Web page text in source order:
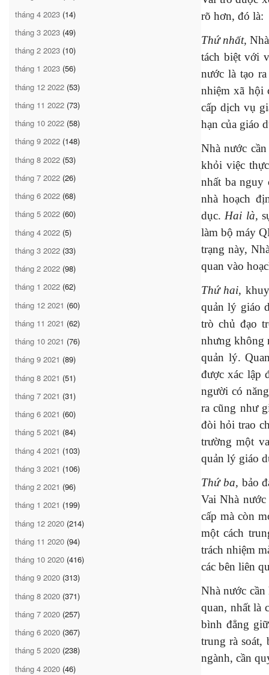
tháng 4 2023 (14)
tháng 3 2023 (49)
tháng 2 2023 (10)
tháng 1 2023 (56)
tháng 12 2022 (53)
tháng 11 2022 (73)
tháng 10 2022 (58)
tháng 9 2022 (148)
tháng 8 2022 (53)
tháng 7 2022 (26)
tháng 6 2022 (68)
tháng 5 2022 (60)
tháng 4 2022 (5)
tháng 3 2022 (33)
tháng 2 2022 (98)
tháng 1 2022 (62)
tháng 12 2021 (60)
tháng 11 2021 (62)
tháng 10 2021 (76)
tháng 9 2021 (89)
tháng 8 2021 (51)
tháng 7 2021 (31)
tháng 6 2021 (60)
tháng 5 2021 (84)
tháng 4 2021 (103)
tháng 3 2021 (106)
tháng 2 2021 (96)
tháng 1 2021 (199)
tháng 12 2020 (214)
tháng 11 2020 (94)
tháng 10 2020 (416)
tháng 9 2020 (313)
tháng 8 2020 (371)
tháng 7 2020 (257)
tháng 6 2020 (367)
tháng 5 2020 (238)
tháng 4 2020 (46)
rõ hơn, đó là:
Thứ nhất,
tách biệt với
nước là tạo
nhiệm xã hội
cấp dịch vụ
hạn của giáo
Nhà nước
khỏi việc
nhất ba
nhà hoạch
dục. Hai là,
làm bộ máy
trạng này,
quan vào
Thứ hai,
quản lý giáo
trò chủ đạo
nhưng không
quản lý.
được xác lập
người có
ra cũng như
đòi hỏi trao
trường một
quản lý giáo
Thứ ba, bảo
Vai Nhà
cấp mà còn
một cách
trách nhiệm
các bên liên
Nhà nước cần
quan, nhất là
bình đẳng
trung rà soát,
ngành, cần